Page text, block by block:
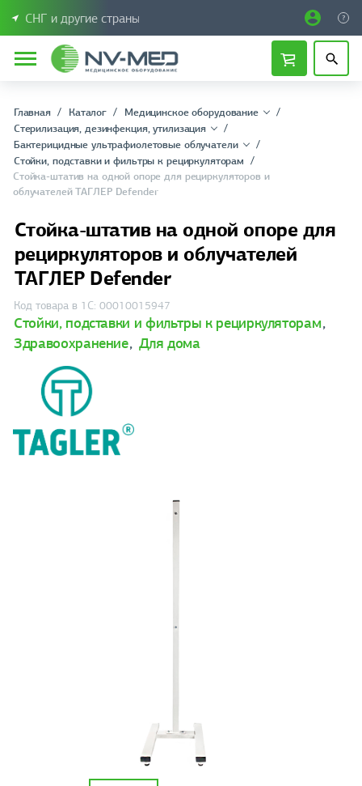
СНГ и другие страны
Главная Каталог
Медицинское оборудование
Стерилизация, дезинфекция, утилизация
Бактерицидные ультрафиолетовые облучатели
Стойки, подставки и фильтры к рециркуляторам
Стойка-штатив на одной опоре для рециркуляторов и
облучателей ТАГЛЕР Defender
Стойка-штатив на одной опоре для
рециркуляторов и облучателей
ТАГЛЕР Defender
Код товара в 1С: 00010015947
Стойки, подставки и фильтры к рециркуляторам,
Здравоохранение, Для дома